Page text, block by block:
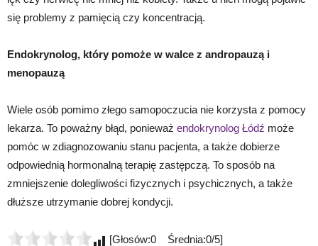
się problemy z pamięcią czy koncentracją.
Endokrynolog, który pomoże w walce z andropauzą i
menopauzą
Wiele osób pomimo złego samopoczucia nie korzysta z pomocy
lekarza. To poważny błąd, ponieważ endokrynolog Łódź może
pomóc w zdiagnozowaniu stanu pacjenta, a także dobierze
odpowiednią hormonalną terapię zastępczą. To sposób na
zmniejszenie dolegliwości fizycznych i psychicznych, a także
dłuższe utrzymanie dobrej kondycji.
[Głosów:0 Średnia:0/5]